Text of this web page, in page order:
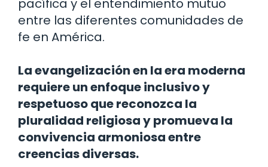
pacífica y el entendimiento mutuo
entre las diferentes comunidades de
fe en América.
La evangelización en la era moderna
requiere un enfoque inclusivo y
respetuoso que reconozca la
pluralidad religiosa y promueva la
convivencia armoniosa entre
creencias diversas.